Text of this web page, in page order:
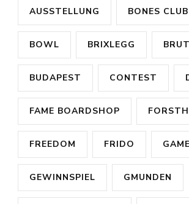
AUSSTELLUNG BONES CLUB
BOWL BRIXLEGG
BUDAPEST CONTEST
FAME BOARDSHOP
FREEDOM FRIDO
GEWINNSPIEL GMUNDEN